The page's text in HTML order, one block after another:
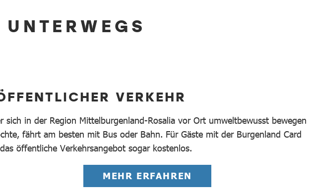
VERKEHR
sich in der Region Mittelburgenland-Rosalia vor Ort umweltbewusst bewegen
fährt am besten mit Bus oder Bahn. Für Gäste mit der Burgenland Card
öffentliche Verkehrsangebot sogar kostenlos.
MEHR ERFAHREN